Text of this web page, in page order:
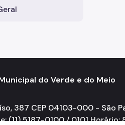
do Verde e do Meio
387 CEP 04103-000 - São
(11) 5187-0100 / 0101 Horário: